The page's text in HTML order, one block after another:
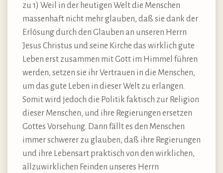
zu 1) Weil in der heutigen Welt die Menschen
massenhaft nicht mehr glauben, daß sie dank der
Erlösung durch den Glauben an unseren Herrn
Jesus Christus und seine Kirche das wirklich gute
Leben erst zusammen mit Gott im Himmel führen
werden, setzen sie ihr Vertrauen in die Menschen,
um das gute Leben in dieser Welt zu erlangen.
Somit wird jedoch die Politik faktisch zur Religion
dieser Menschen, und ihre Regierungen ersetzen
Gottes Vorsehung. Dann fällt es den Menschen
immer schwerer zu glauben, daß ihre Regierungen
und ihre Lebensart praktisch von den wirklichen,
allzuwirklichen Feinden unseres Herrn